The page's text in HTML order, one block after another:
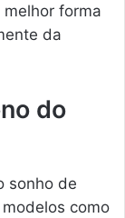
forma
da
do
sonho de
como